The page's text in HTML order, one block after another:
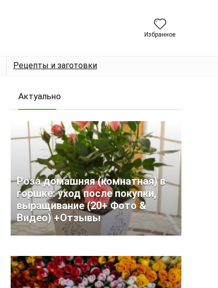
Избранное
Рецепты и заготовки
Актуально
Роза домашняя (комнатная) в
горшке: уход после покупки,
выращивание (20+ Фото &
Видео) +Отзывы